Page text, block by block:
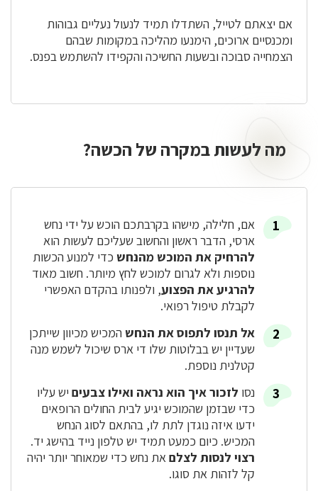
אם יצאתם לטייל, השתדלו תמיד לנעול נעליים גבוהות
ומכנסיים ארוכים, הימנעו מהליכה במקומות שבהם
הצמחייה סבוכה ובשעות החשיכה והקפידו להשתמש בפנס.
הכשה?
מה לעשות במקרה של הכשה?
אם, חלילה, מישהו בקרבתכם הוכש על ידי נחש
ארסי, הדבר ראשון והחשוב שעליכם לעשות הוא
להרחיק את המוכש מהנחש כדי למנוע הכשות
נוספות ולא לגרום למוכש לחץ מיותר. חשוב מאוד
להרגיע את הפצוע, ולפנותו בהקדם האפשרי
לקבלת טיפול רפואי.
אל תנסו לתפוס את הנחש המכיש מכיוון שייתכן
שעדיין יש בבלוטות שלו די ארס שיכול לשמש מנה
קטלנית נוספת.
נסו לזכור איך הוא נראה ואילו צבעים יש עליו
כדי שבזמן שהמוכש יגיע לבית החולים הרופאים
ידעו איזה נוגדן לתת לו, בהתאם לסוג הנחש
המכיש. כיום כמעט תמיד יש טלפון נייד בהישג יד.
רצוי לנסות לצלםאת נחש כדי שמאוחר יותר יהיה
קל לזהות את סוגו.